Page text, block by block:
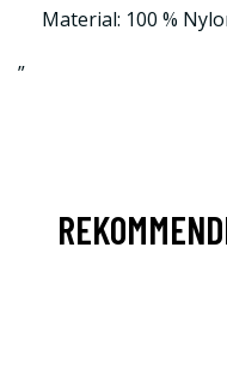
Material: 100 %
”